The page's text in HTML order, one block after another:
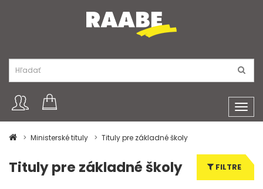
Ministerské tituly
Tituly pre základné školy
Tituly pre základné školy FILTRE